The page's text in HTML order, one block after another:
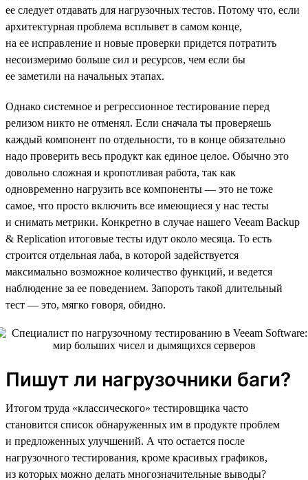
ее следует отдавать для нагрузочных тестов. Потому что, если
архитектурная проблема всплывет в самом конце,
на ее исправление и новые проверки придется потратить
несоизмеримо больше сил и ресурсов, чем если бы
ее заметили на начальных этапах.
Однако системное и регрессионное тестирование перед
релизом никто не отменял. Если сначала ты проверяешь
каждый компонент по отдельности, то в конце обязательно
надо проверить весь продукт как единое целое. Обычно это
довольно сложная и кропотливая работа, так как
одновременно нагрузить все компоненты — это не тоже
самое, что просто включить все имеющиеся у нас тесты
и снимать метрики. Конкретно в случае нашего Veeam Backup
& Replication итоговые тесты идут около месяца. То есть
строится отдельная лаба, в которой задействуется
максимально возможное количество функций, и ведется
наблюдение за ее поведением. Запороть такой длительный
тест — это, мягко говоря, обидно.
Пишут ли нагрузочники баги?
Итогом труда «классического» тестировщика часто
становится список обнаруженных им в продукте проблем
и предложенных улучшений. А что остается после
нагрузочного тестирования, кроме красивых графиков,
из которых можно делать многозначительные выводы?